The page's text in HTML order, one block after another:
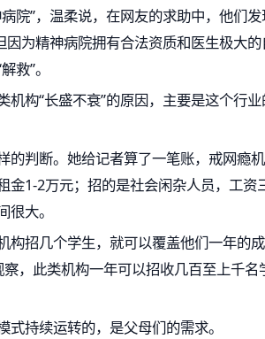
院”，温柔说，在网友的求助中，他们
因为精神病院拥有合法资质和医生极大
救”。
机构“长盛不衰”的原因，主要是这个行
的判断。她给记者算了一笔账，戒网瘾
金1-2万元；招的是社会闲杂人员，工资
很大。
构招几个学生，就可以覆盖他们一年的
，此类机构一年可以招收几百至上千名
式持续运转的，是父母们的需求。